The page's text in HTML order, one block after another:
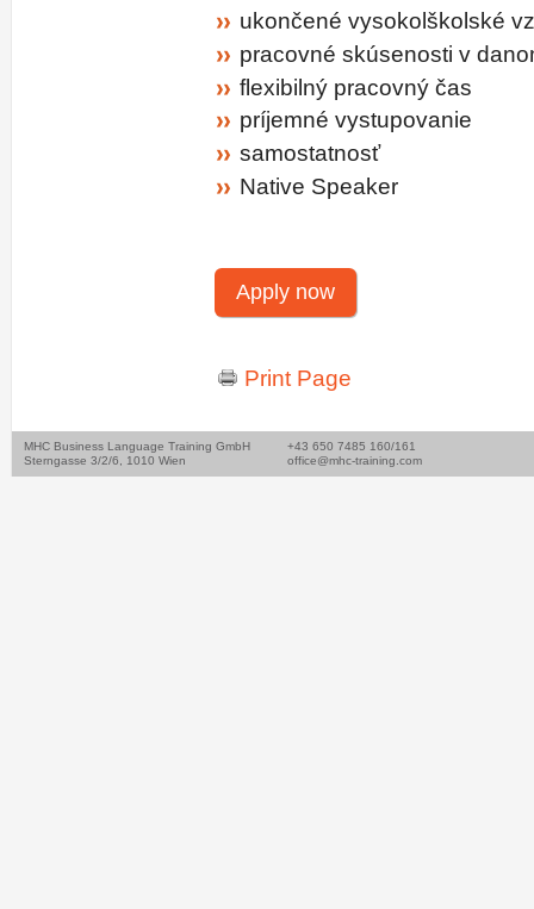
ukončené vysokolškolské
pracovné skúsenosti v
flexibilný pracovný čas
príjemné vystupovanie
samostatnosť
Native Speaker
Apply now
Print Page
MHC Business Language Training GmbH
Sterngasse 3/2/6, 1010 Wien
+43 650 7485 160/161
office@mhc-training.com